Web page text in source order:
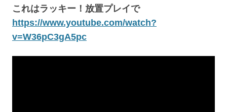
これはラッキー！放置プレイで
https://www.youtube.com/watch?
v=W36pC3gA5pc